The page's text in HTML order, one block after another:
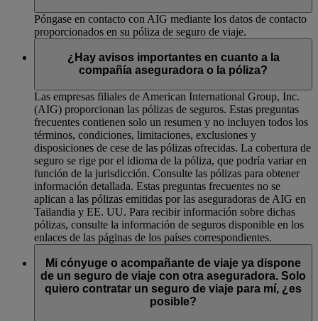
Póngase en contacto con AIG mediante los datos de contacto
proporcionados en su póliza de seguro de viaje.
¿Hay avisos importantes en cuanto a la
compañía aseguradora o la póliza?
Las empresas filiales de American International Group, Inc.
(AIG) proporcionan las pólizas de seguros. Estas preguntas
frecuentes contienen solo un resumen y no incluyen todos los
términos, condiciones, limitaciones, exclusiones y
disposiciones de cese de las pólizas ofrecidas. La cobertura de
seguro se rige por el idioma de la póliza, que podría variar en
función de la jurisdicción. Consulte las pólizas para obtener
información detallada. Estas preguntas frecuentes no se
aplican a las pólizas emitidas por las aseguradoras de AIG en
Tailandia y EE. UU. Para recibir información sobre dichas
pólizas, consulte la información de seguros disponible en los
enlaces de las páginas de los países correspondientes.
Mi cónyuge o acompañante de viaje ya dispone
de un seguro de viaje con otra aseguradora. Solo
quiero contratar un seguro de viaje para mí, ¿es
posible?